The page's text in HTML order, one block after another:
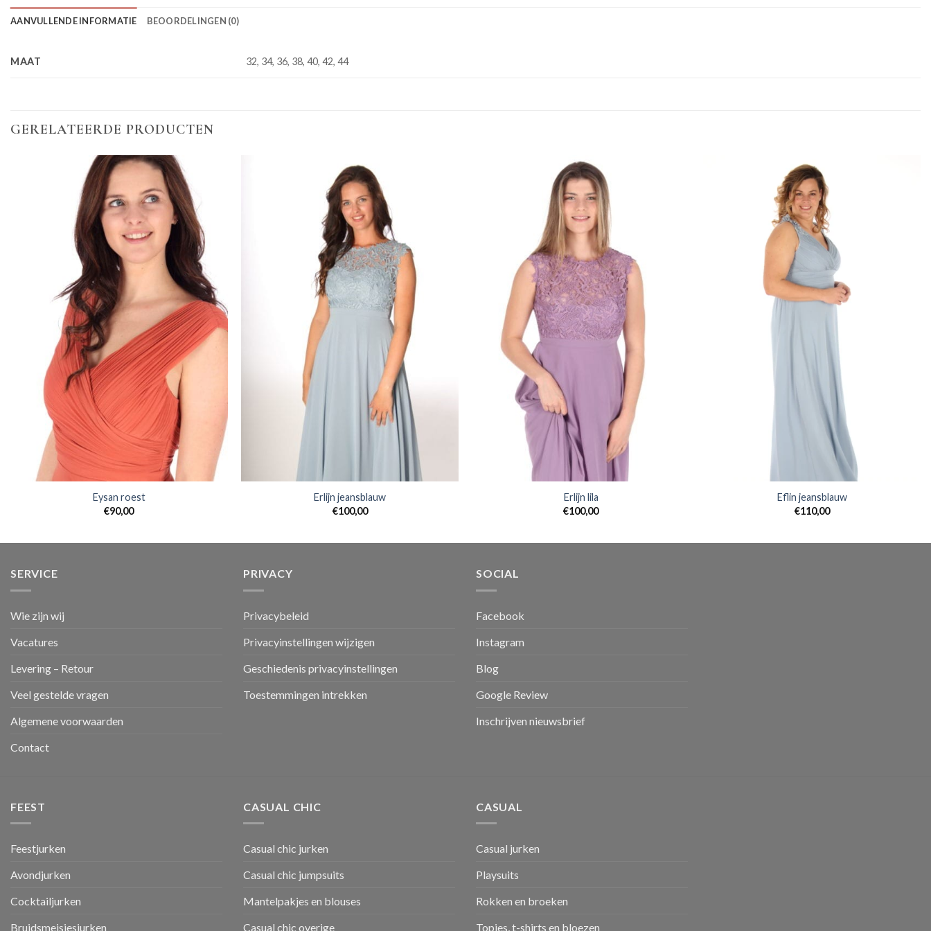
AANVULLENDE INFORMATIE BEOORDELINGEN (0)
MAAT 32, 34, 36, 38, 40, 42, 44
GERELATEERDE PRODUCTEN
Eysan roest
€90,00
Erlijn jeansblauw
€100,00
Erlijn lila
€100,00
Eflin jeansblauw
€110,00
SERVICE
Wie zijn wij
Vacatures
Levering – Retour
Veel gestelde vragen
Algemene voorwaarden
Contact
PRIVACY
Privacybeleid
Privacyinstellingen wijzigen
Geschiedenis privacyinstellingen
Toestemmingen intrekken
SOCIAL
Facebook
Instagram
Blog
Google Review
Inschrijven nieuwsbrief
FEEST
Feestjurken
Avondjurken
Cocktailjurken
Bruidsmeisjesjurken
CASUAL CHIC
Casual chic jurken
Casual chic jumpsuits
Mantelpakjes en blouses
Casual chic overige
CASUAL
Casual jurken
Playsuits
Rokken en broeken
Topjes, t-shirts en bloezen